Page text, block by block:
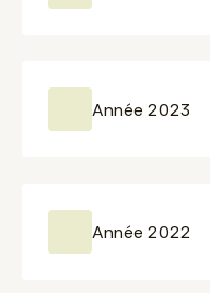
Année 2023
Année 2022